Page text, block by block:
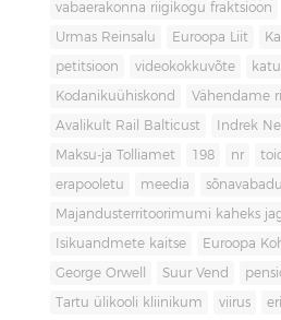
vabaerakonna riigikogu fraktsioon
Urmas Reinsalu Euroopa Liit
petitsioon videokokkuvõte
Kodanikuühiskond Vähendame
Avalikult Rail Balticust Indrek
Maksu-ja Tolliamet 198 nr
erapooletu meedia
Majandusterritoorimumi kaheks
Isikuandmete kaitse Euroopa
George Orwell Suur Vend
Tartu ülikooli kliinikum viirus